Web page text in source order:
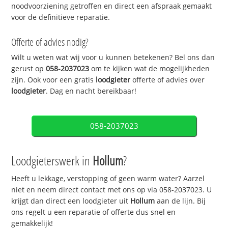
noodvoorziening getroffen en direct een afspraak gemaakt
voor de definitieve reparatie.
Offerte of advies nodig?
Wilt u weten wat wij voor u kunnen betekenen? Bel ons dan
gerust op058-2037023 om te kijken wat de mogelijkheden
zijn. Ook voor een gratis loodgieter offerte of advies over
loodgieter. Dag en nacht bereikbaar!
058-2037023
Loodgieterswerk in Hollum?
Heeft u lekkage, verstopping of geen warm water? Aarzel
niet en neem direct contact met ons op via 058-2037023. U
krijgt dan direct een loodgieter uit Hollum aan de lijn. Bij
ons regelt u een reparatie of offerte dus snel en
gemakkelijk!